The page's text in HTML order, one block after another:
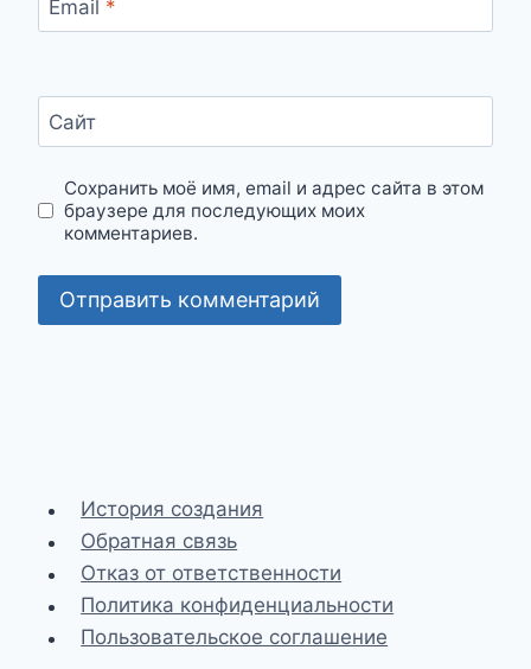
Email *
Сайт
Сохранить моё имя, email и адрес сайта в этом
браузере для последующих моих
комментариев.
История создания
Обратная связь
Отказ от ответственности
Политика конфиденциальности
Пользовательское соглашение